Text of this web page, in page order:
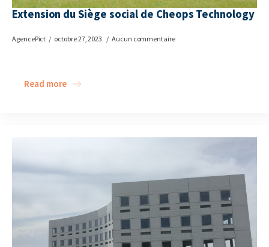
Extension du Siège social de Cheops Technology
AgencePict octobre 27, 2023 Aucun commentaire
Read more